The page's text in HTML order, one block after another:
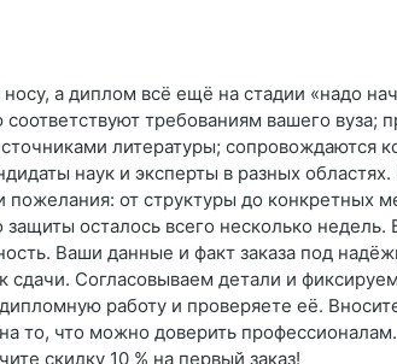
а диплом всё ещё на стадии «надо
требованиям вашего вуза;
литературы; сопровождаются
наук и эксперты в разных
от структуры до конкретных
осталось всего несколько недель.
Ваши данные и факт заказа под
сдачи. Согласовываем детали и
работу и проверяете её.
то, что можно доверить
скидку 10 % на первый заказ!